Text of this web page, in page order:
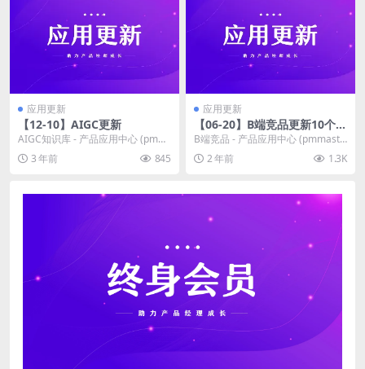
应用更新
【12-10】AIGC更新
AIGC知识库 - 产品应用中心 (pmm
aster.co) 【12-10】AI...
3 年前 845
应用更新
【06-20】B端竞品更新10个系
统
B端竞品 - 产品应用中心 (pmmaste
r.co) B端系统数量超过300个...
2 年前 1.3K